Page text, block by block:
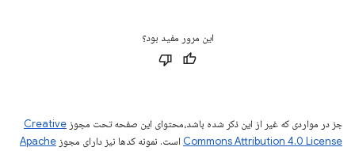
این مرور مفید بود؟
جز در مواردی که غیر از این ذکر شده باشد،‌محتوای این صفحه تحت مجوز Creative
Commons Attribution 4.0 License است. نمونه کدها نیز دارای مجوز Apache